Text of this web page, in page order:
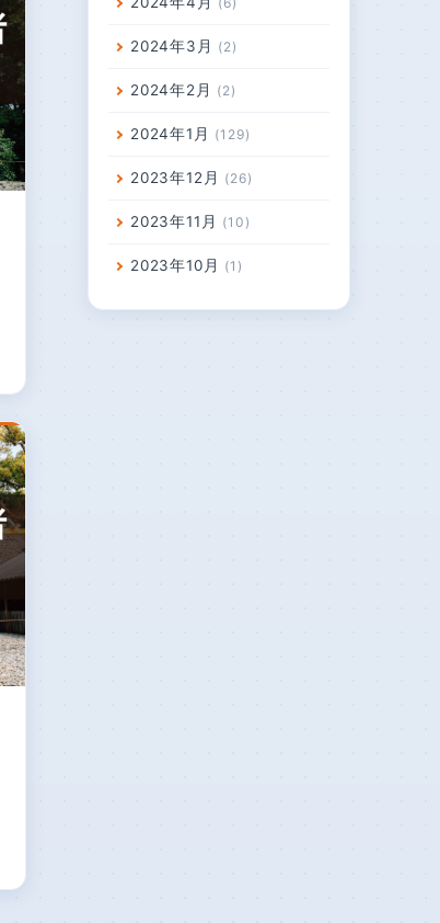
2024年3月 2
2024年2月 2
2024年1月 129
2023年12月 26
2023年11月 10
2023年10月 1